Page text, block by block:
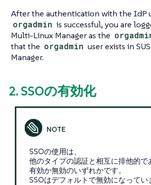
After the authentication with the IdP
orgadmin is successful, you are
Multi-Linux Manager as the
that the orgadmin user exists in
Manager.
2. SSOの有効化
SSOの使用は、
他のタイプの認証と相互に排他的で
有効か無効のいずれかです。
SSOはデフォルトで無効になってい